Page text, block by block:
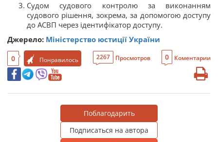
Судом судового контролю за виконанням
судового рішення, зокрема, за допомогою доступу
до АСВП через ідентифікатор доступу.
Джерело: Міністерство юстиції України
0 Понравилось 2267 Просмотров 0 Коментарии
Поблагодарить
Подписаться на автора